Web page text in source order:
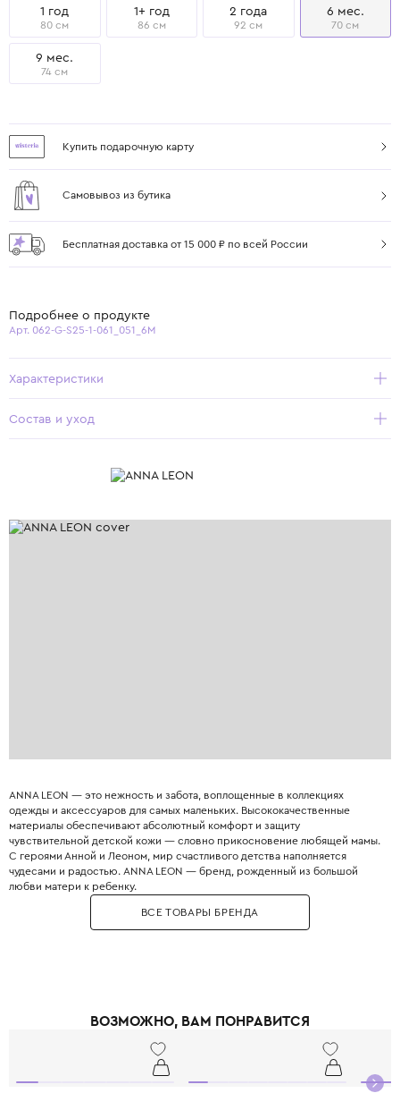
1 год
80 см
1+ год
86 см
2 года
92 см
6 мес.
70 см
9 мес.
74 см
Купить подарочную карту
Самовывоз из бутика
Бесплатная доставка от 15 000 ₽ по всей России
Подробнее о продукте
Арт. 062-G-S25-1-061_051_6M
Характеристики
Состав и уход
ANNA LEON — это нежность и забота, воплощенные в коллекциях
одежды и аксессуаров для самых маленьких. Высококачественные
материалы обеспечивают абсолютный комфорт и защиту
чувствительной детской кожи — словно прикосновение любящей мамы.
С героями Анной и Леоном, мир счастливого детства наполняется
чудесами и радостью. ANNA LEON — бренд, рожденный из большой
любви матери к ребенку.
ВСЕ ТОВАРЫ БРЕНДА
ВОЗМОЖНО, ВАМ ПОНРАВИТСЯ